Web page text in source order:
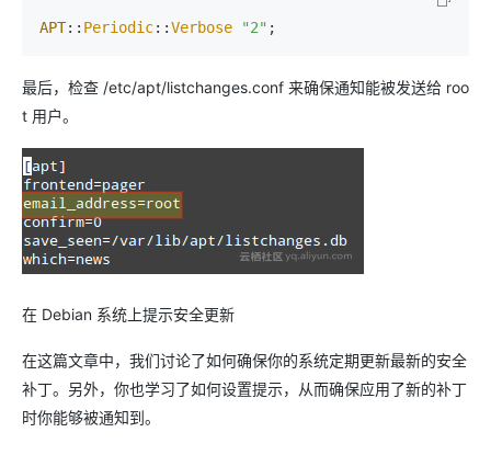
APT:: Periodic::Verbose "2"
最后，检查 /etc/apt/listchanges.conf 来确保通知能被发送给 roo
t 用户。
在 Debian 系统上提示安全更新
在这篇文章中，我们讨论了如何确保你的系统定期更新最新的安全
补丁。另外，你也学习了如何设置提示，从而确保应用了新的补丁
时你能够被通知到。